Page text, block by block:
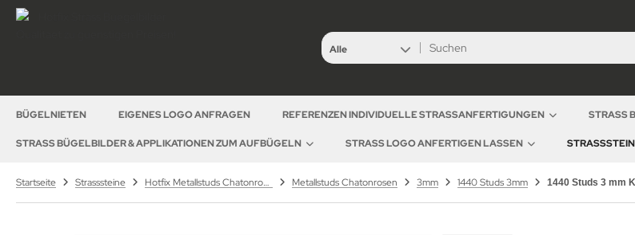
Alle
BÜGELNIETEN EIGENES LOGO ANFRAGEN REFERENZEN INDIVIDUELLE STRASSANFERTIGUNGEN STRASS
STRASS BÜGELBILDER & APPLIKATIONEN ZUM AUFBÜGELN STRASS LOGO ANFERTIGEN LASSEN
Startseite Strasssteine Hotfix Metallstuds Chatonrosen – runde Metallstuds zum Aufbügeln Metallstuds Chatonrosen 3mm 1440 Studs 3mm 1440 Studs 3 mm